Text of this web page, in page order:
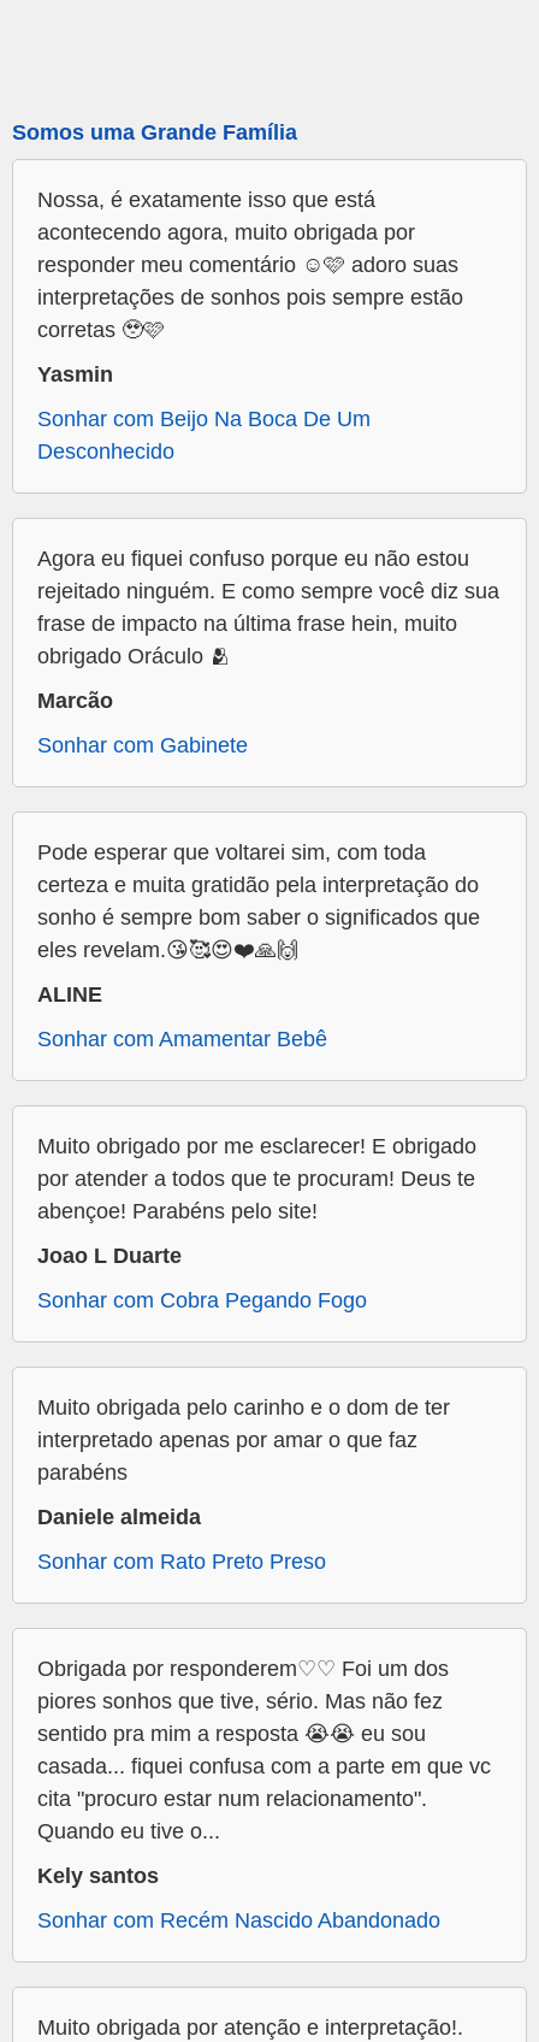
Somos uma Grande Família
Nossa, é exatamente isso que está
acontecendo agora, muito obrigada por
responder meu comentário ☺️🩷 adoro suas
interpretações de sonhos pois sempre estão
corretas 🥹🩷
Yasmin
Sonhar com Beijo Na Boca De Um
Desconhecido
Agora eu fiquei confuso porque eu não estou
rejeitado ninguém. E como sempre você diz sua
frase de impacto na última frase hein, muito
obrigado Oráculo 🫂
Marcão
Sonhar com Gabinete
Pode esperar que voltarei sim, com toda
certeza e muita gratidão pela interpretação do
sonho é sempre bom saber o significados que
eles revelam.😘🥰😍❤️🙏🙌
ALINE
Sonhar com Amamentar Bebê
Muito obrigado por me esclarecer! E obrigado
por atender a todos que te procuram! Deus te
abençoe! Parabéns pelo site!
Joao L Duarte
Sonhar com Cobra Pegando Fogo
Muito obrigada pelo carinho e o dom de ter
interpretado apenas por amar o que faz
parabéns
Daniele almeida
Sonhar com Rato Preto Preso
Obrigada por responderem♡♡ Foi um dos
piores sonhos que tive, sério. Mas não fez
sentido pra mim a resposta 😭😭 eu sou
casada... fiquei confusa com a parte em que vc
cita "procuro estar num relacionamento".
Quando eu tive o...
Kely santos
Sonhar com Recém Nascido Abandonado
Muito obrigada por atenção e interpretação!.